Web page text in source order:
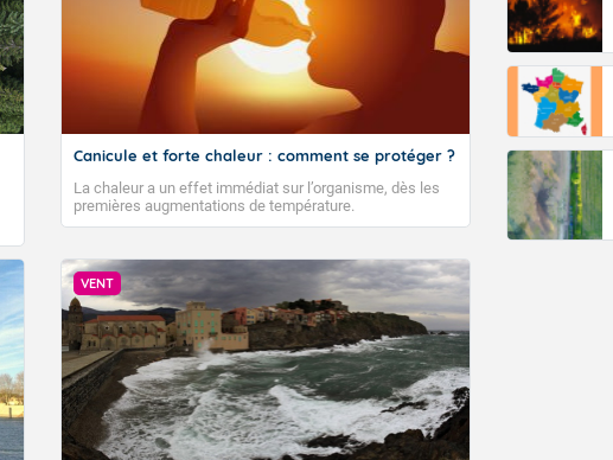
Canicule et forte chaleur : comment se protéger ?
La chaleur a un effet immédiat sur l’organisme, dès les
premières augmentations de température.
VENT